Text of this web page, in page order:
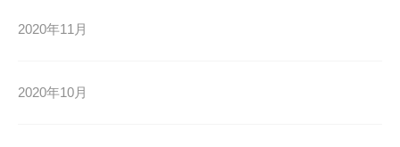
2020年11月
2020年10月